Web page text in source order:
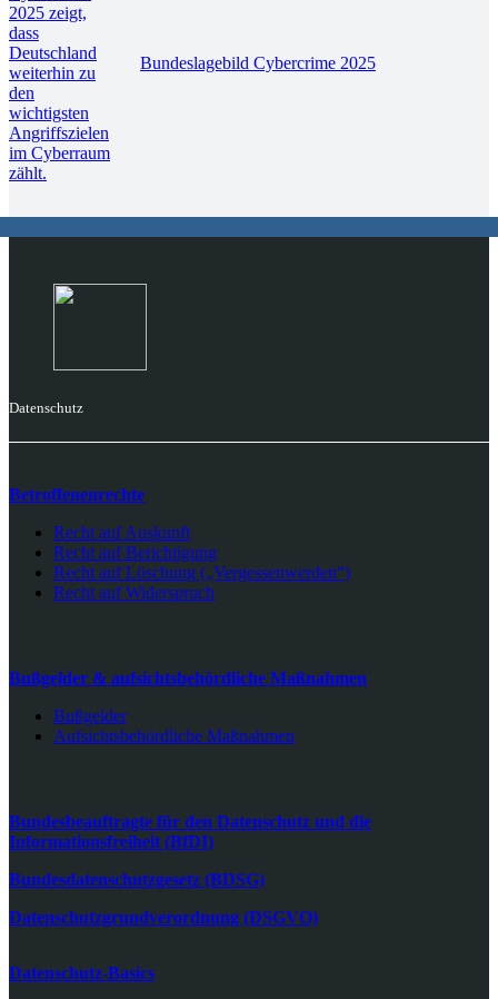
Bundeslagebild Cybercrime 2025
Datenschutz
Betroffenenrechte
Recht auf Auskunft
Recht auf Berichtigung
Recht auf Löschung („Vergessenwerden“)
Recht auf Widerspruch
Bußgelder & aufsichtsbehördliche Maßnahmen
Bußgelder
Aufsichtsbehördliche Maßnahmen
Bundesbeauftragte für den Datenschutz und die
Informationsfreiheit (BfDI)
Bundesdatenschutzgesetz (BDSG)
Datenschutzgrundverordnung (DSGVO)
Datenschutz-Basics